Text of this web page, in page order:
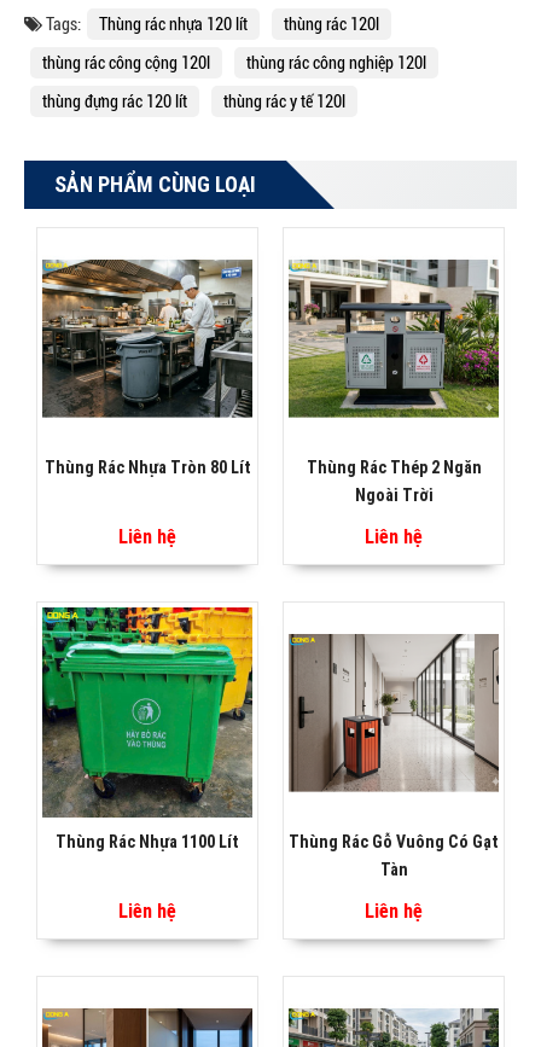
Tags: Thùng rác nhựa 120 lít
thùng rác 120l
thùng rác công cộng 120l
thùng rác công nghiệp 120l
thùng đựng rác 120 lít
thùng rác y tế 120l
SẢN PHẨM CÙNG LOẠI
Thùng Rác Nhựa Tròn 80 Lít
Liên hệ
Thùng Rác Thép 2 Ngăn
Ngoài Trời
Liên hệ
Thùng Rác Nhựa 1100 Lít
Liên hệ
Thùng Rác Gỗ Vuông Có Gạt
Tàn
Liên hệ